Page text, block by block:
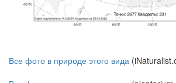
Все фото в природе этого вида